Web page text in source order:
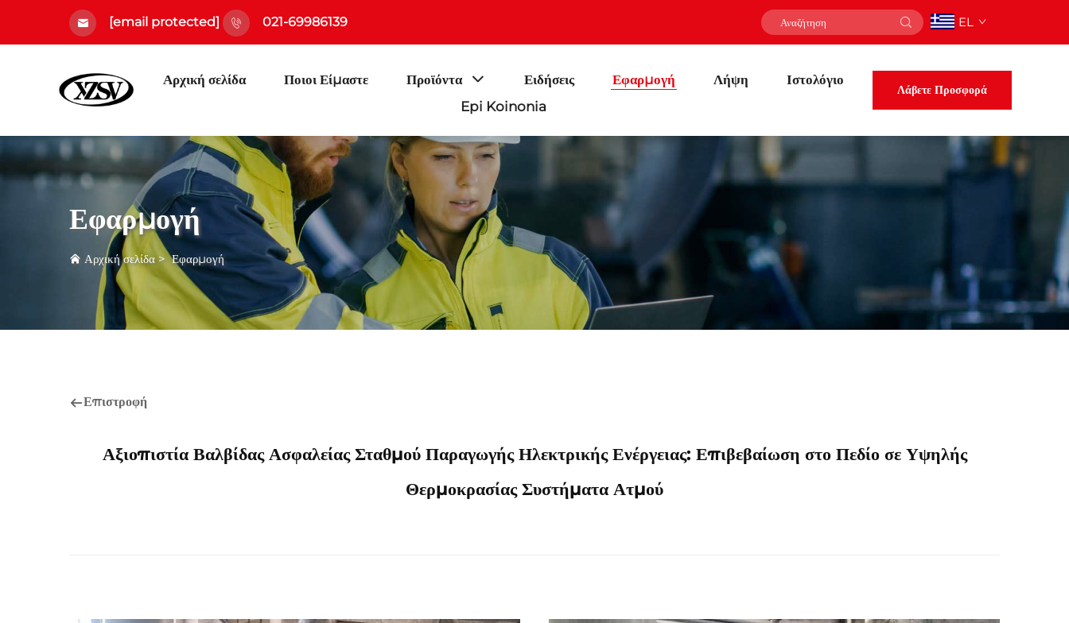
[email protected] 021-69986139 EL
Αρχική σελίδα Ποιοι Είμαστε Προϊόντα Ειδήσεις Εφαρμογή Λήψη
Ιστολόγιο
Epi Koinonia
Λάβετε Προσφορά
Εφαρμογή
Αρχική σελίδα>Εφαρμογή
Επιστροφή
Αξιοπιστία Βαλβίδας Ασφαλείας Σταθμού Παραγωγής Ηλεκτρικής Ενέργειας: Επιβεβαίωση στο Πεδίο σε Υψηλής
Θερμοκρασίας Συστήματα Ατμού